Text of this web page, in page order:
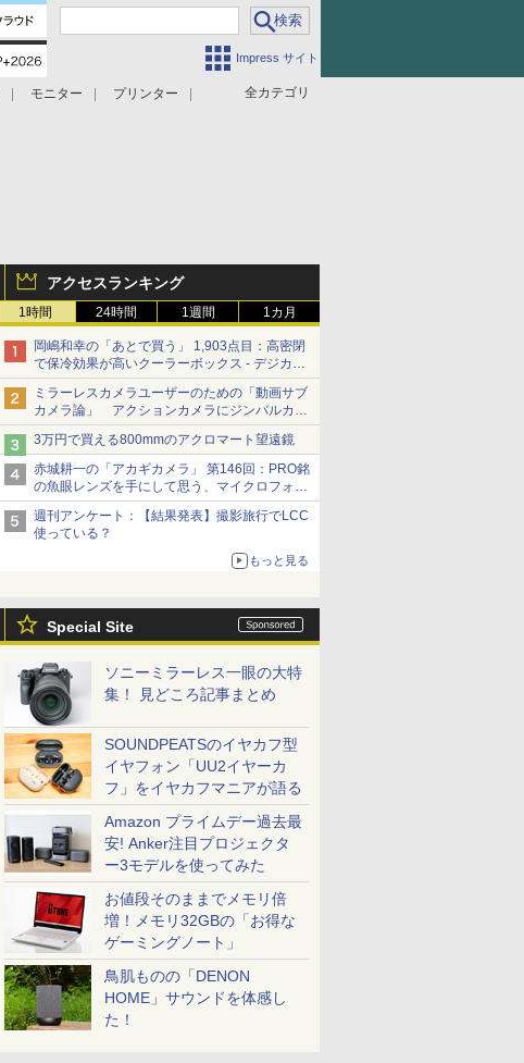
Impress サイト
全カテゴリ
モニター
プリンター
アクセスランキング
1時間 24時間 1週間 1カ月
岡嶋和幸の「あとで買う」 1,903点目：高密閉
で保冷効果が高いクーラーボックス - デジカメ
Watch
ミラーレスカメラユーザーのための「動画サブ
カメラ論」 アクションカメラにジンバルカメ
ラ……その実質的な違いは？
3万円で買える800mmのアクロマート望遠鏡
赤城耕一の「アカギカメラ」 第146回：PRO銘
の魚眼レンズを手にして思う、マイクロフォー
サーズへの期待と可能性
週刊アンケート：【結果発表】撮影旅行でLCC
使っている？
もっと見る
Special Site
ソニーミラーレス一眼の大特
集！ 見どころ記事まとめ
SOUNDPEATSのイヤカフ型
イヤフォン「UU2イヤーカ
フ」をイヤカフマニアが語る
Amazon プライムデー過去最
安! Anker注目プロジェクタ
ー3モデルを使ってみた
お値段そのままでメモリ倍
増！メモリ32GBの「お得な
ゲーミングノート」
鳥肌ものの「DENON
HOME」サウンドを体感し
た！